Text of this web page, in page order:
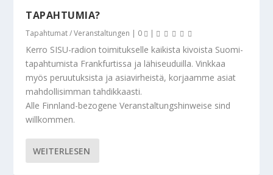
TAPAHTUMIA?
Tapahtumat / Veranstaltungen | 0 |
Kerro SISU-radion toimitukselle kaikista kivoista Suomi-
tapahtumista Frankfurtissa ja lähiseuduilla. Vinkkaa
myös peruutuksista ja asiavirheistä, korjaamme asiat
mahdollisimman tahdikkaasti.
Alle Finnland-bezogene Veranstaltungshinweise sind
willkommen.
WEITERLESEN